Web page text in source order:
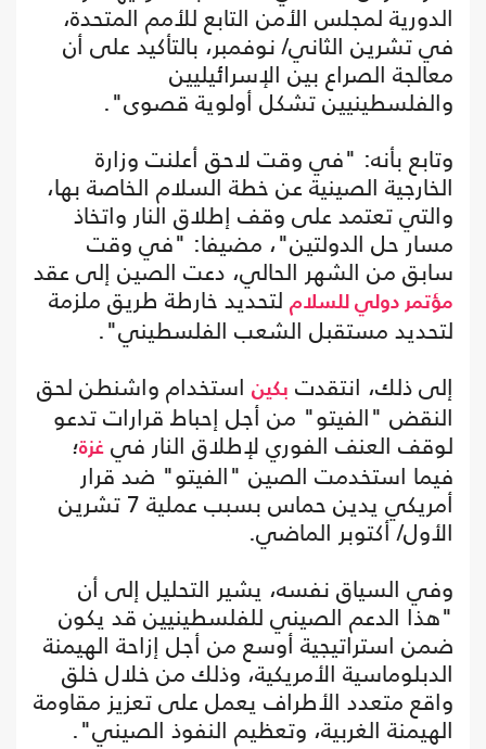
الدورية لمجلس الأمن التابع للأمم المتحدة،
في تشرين الثاني/ نوفمبر، بالتأكيد على أن
معالجة الصراع بين الإسرائيليين
والفلسطينيين تشكل أولوية قصوى".
وتابع بأنه: "في وقت لاحق أعلنت وزارة
الخارجية الصينية عن خطة السلام الخاصة بها،
والتي تعتمد على وقف إطلاق النار واتخاذ
مسار حل الدولتين"، مضيفا: "في وقت
سابق من الشهر الحالي، دعت الصين إلى عقد
مؤتمر دولي للسلام لتحديد خارطة طريق ملزمة
لتحديد مستقبل الشعب الفلسطيني".
إلى ذلك، انتقدت بكين استخدام واشنطن لحق
النقض "الفيتو" من أجل إحباط قرارات تدعو
لوقف العنف الفوري لإطلاق النار في غزة؛
فيما استخدمت الصين "الفيتو" ضد قرار
أمريكي يدين حماس بسبب عملية 7 تشرين
الأول/ أكتوبر الماضي.
وفي السياق نفسه، يشير التحليل إلى أن
"هذا الدعم الصيني للفلسطينيين قد يكون
ضمن استراتيجية أوسع من أجل إزاحة الهيمنة
الدبلوماسية الأمريكية، وذلك من خلال خلق
واقع متعدد الأطراف يعمل على تعزيز مقاومة
الهيمنة الغربية، وتعظيم النفوذ الصيني".